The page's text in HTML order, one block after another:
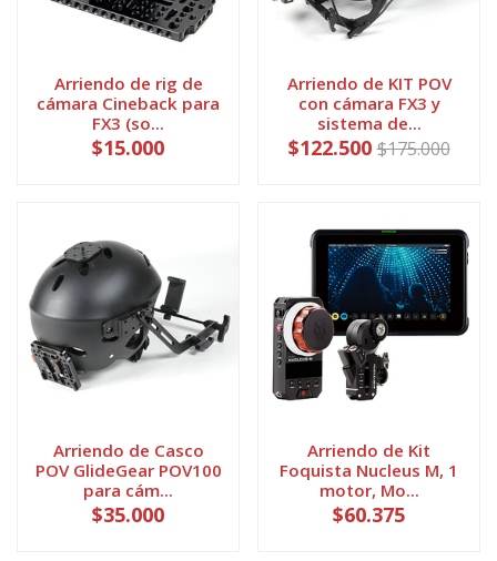
Arriendo de rig de
cámara Cineback para
FX3 (so...
$15.000
Arriendo de KIT POV
con cámara FX3 y
sistema de...
$122.500$175.000
Arriendo de Casco
POV GlideGear POV100
para cám...
$35.000
Arriendo de Kit
Foquista Nucleus M, 1
motor, Mo...
$60.375